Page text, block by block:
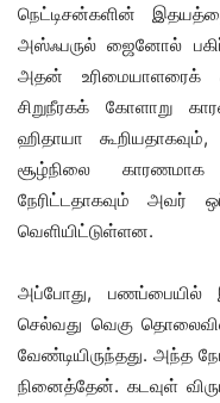
நெட்டிசன்களின்
அஸ்ஃபருல் ஜைனோல்
அதன் உரிமையாளரைக்
சிறுநீரகக் கோளாறு
ஹிதாயா
சூழ்நிலை
நேரிட்டதாகவும் அவர்
வெளியிட்டுள்ளன.
அப்போது, பணப்பையில்
செல்வது வெகு
வேண்டியிருந்தது. அந்த
நினைத்தேன். கடவுள்